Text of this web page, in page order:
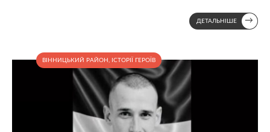
ДЕТАЛЬНІШЕ →
ВІННИЦЬКИЙ РАЙОН , ІСТОРІЇ ГЕРОЇВ